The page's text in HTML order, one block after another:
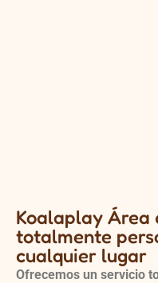
Koalaplay Área
totalmente
cualquier lugar
Ofrecemos un servicio